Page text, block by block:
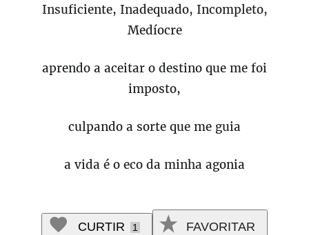
Insuficiente, Inadequado, Incompleto,
Medíocre
aprendo a aceitar o destino que me foi
imposto,
culpando a sorte que me guia
a vida é o eco da minha agonia
CURTIR 1 FAVORITAR